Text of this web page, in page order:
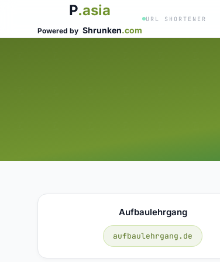
P.asia
Powered by Shrunken.com
URL SHORTENER
Aufbaulehrgang
aufbaulehrgang.de